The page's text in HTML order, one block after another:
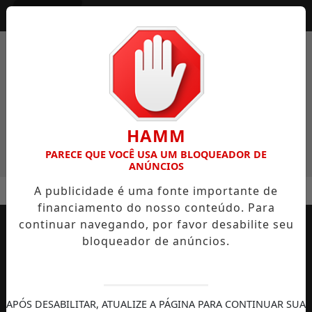
AUTOMOBILISMO
TEMPORADA DE
DIREITOS
HAMM
PARECE QUE VOCÊ USA UM BLOQUEADOR DE
ANÚNCIOS
A publicidade é uma fonte importante de
financiamento do nosso conteúdo. Para
continuar navegando, por favor desabilite seu
bloqueador de anúncios.
APÓS DESABILITAR, ATUALIZE A PÁGINA PARA CONTINUAR SUA